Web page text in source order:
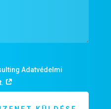
Adatvédelmi